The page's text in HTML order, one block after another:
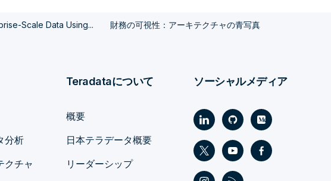
Scale Data Using... 財務の可視性：アーキテクチャの青写真
分析
クチャ
Teradataについて
概要
日本テラデータ概要
リーダーシップ
ソーシャルメディア